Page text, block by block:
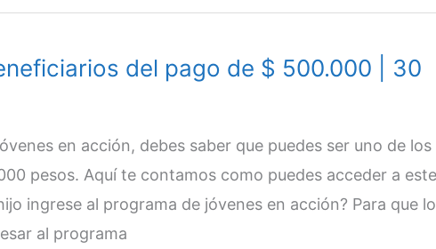
del pago de $ 500.000 | 30
en acción, debes saber que puedes ser uno de los
pesos. Aquí te contamos como puedes acceder a este
ingrese al programa de jóvenes en acción? Para que
al programa